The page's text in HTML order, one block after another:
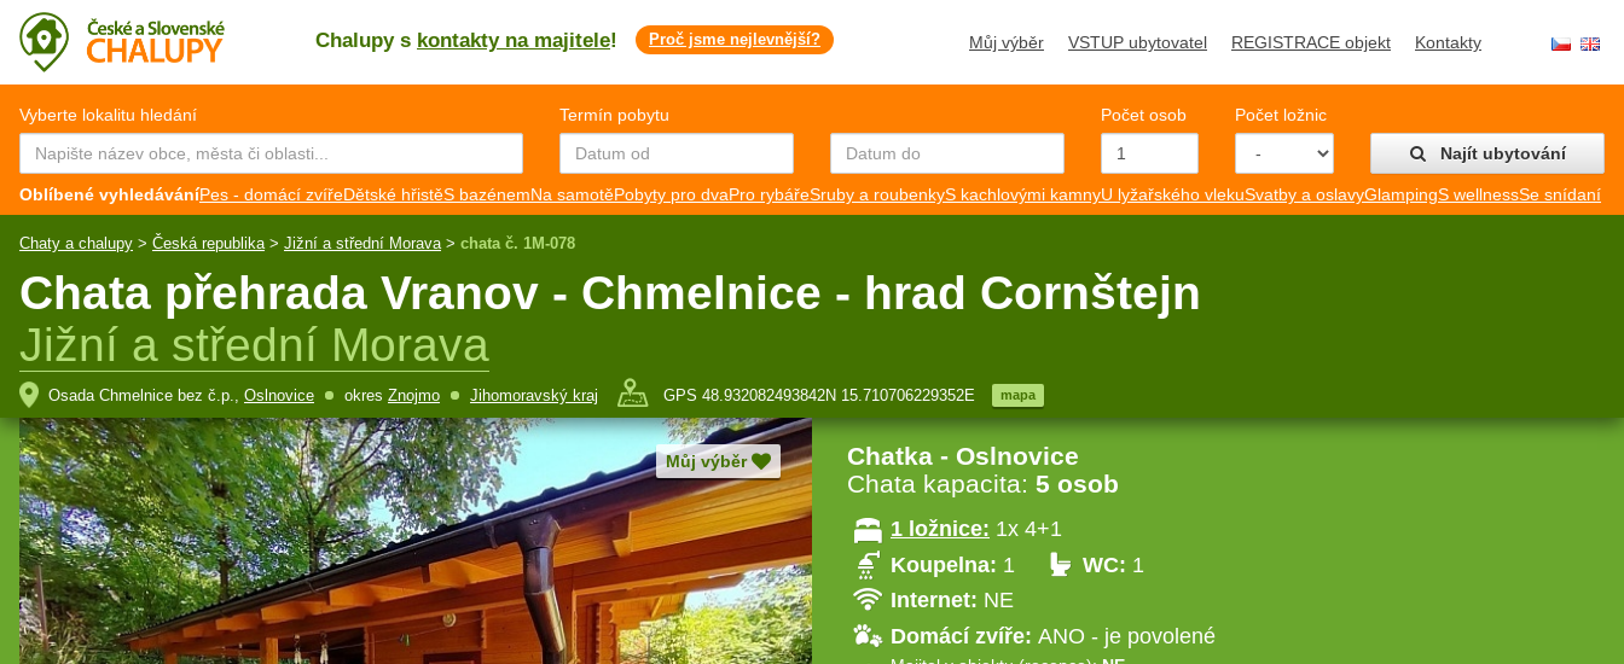
Chalupy s kontakty na majitele! Proč jsme nejlevnější? Můj výběr VSTUP ubytovatel REGISTRACE objekt Kontakty
CZ EN
Vyberte lokalitu hledání Termín pobytu Počet osob
Počet ložnic
Najít ubytování
Oblíbené vyhledáváníPes - domácí zvířeDětské hřistěS bazénemNa samotěPobyty pro dvaPro rybářeSruby a roubenkyS kachlovými kamnyU lyžařského vlekuSvatby a oslavyGlampingS wellnessSe snídaní
Chaty a chalupy > Česká republika > Jižní a střední Morava > chata č. 1M-078
Chata přehrada Vranov - Chmelnice - hrad Cornštejn
Jižní a střední Morava
Osada Chmelnice bez č.p., Oslnovice okres Znojmo Jihomoravský kraj GPS 48.932082493842N 15.710706229352E mapa
Můj výběr
Chatka - Oslnovice
Chata kapacita: 5 osob
1 ložnice: 1x 4+1
Koupelna: 1 WC: 1
Internet: NE
Domácí zvíře: ANO - je povolené